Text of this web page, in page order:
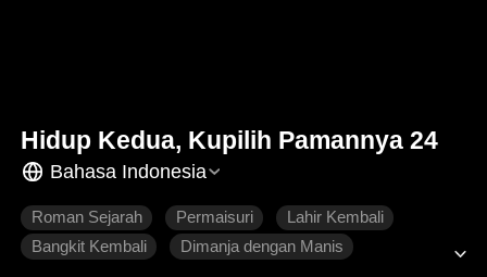
Hidup Kedua, Kupilih Pamannya 24
Bahasa Indonesia
Roman Sejarah Permaisuri
Lahir Kembali
Bangkit Kembali
Dimanja dengan Manis